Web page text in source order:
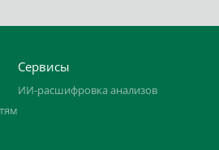
Сервисы
ИИ-расшифровка анализов